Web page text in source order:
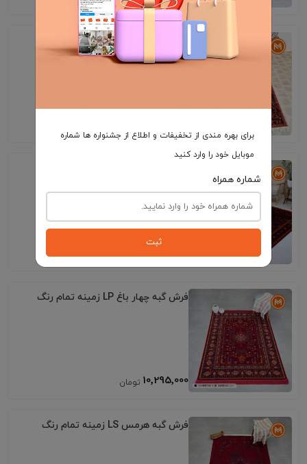
فرش گبه چهار باغ LP زمینه تمام رنگ
10٬295٬000
فرش گبه هرمس LS زمینه تمام رنگ
برای بهره مندی از تخفیفات و اطلاع از جشنواره ها شماره
موبایل خود را وارد کنید
شماره همراه
ثبت